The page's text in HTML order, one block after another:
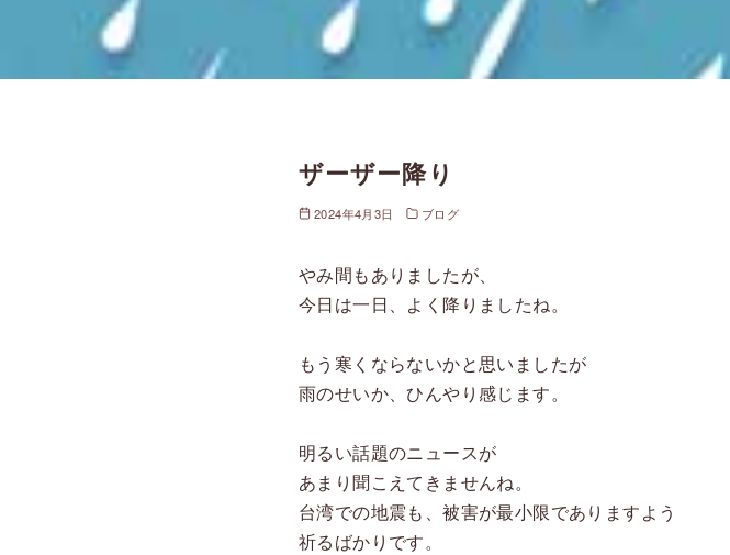
ザーザー降り
2024年4月3日 ブログ
やみ間もありましたが、
今日は一日、よく降りましたね。
もう寒くならないかと思いましたが
雨のせいか、ひんやり感じます。
明るい話題のニュースが
あまり聞こえてきませんね。
台湾での地震も、被害が最小限でありますよう
祈るばかりです。